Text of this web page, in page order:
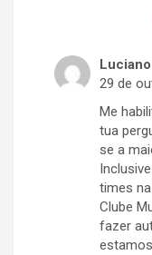
Luciano
29 de
Me
tua
se a
times
Clube
fazer